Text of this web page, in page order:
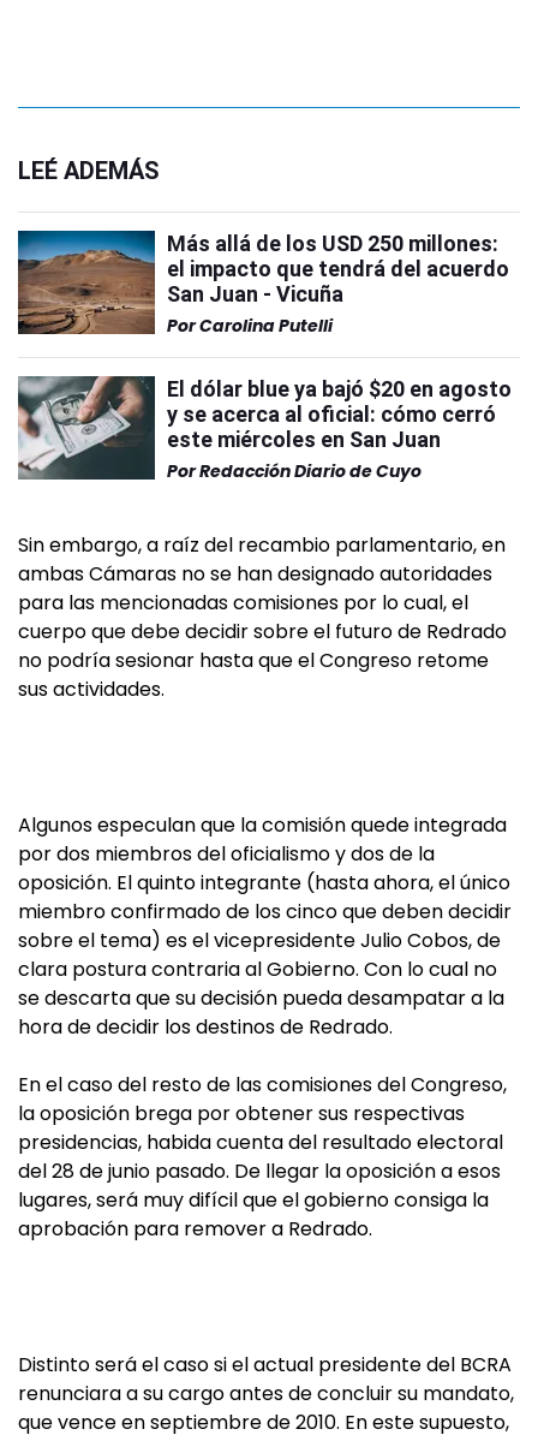
LEÉ ADEMÁS
Más allá de los USD 250 millones:
el impacto que tendrá del acuerdo
San Juan - Vicuña
PorCarolina Putelli
El dólar blue ya bajó $20 en agosto
y se acerca al oficial: cómo cerró
este miércoles en San Juan
PorRedacción Diario de Cuyo
Sin embargo, a raíz del recambio parlamentario, en
ambas Cámaras no se han designado autoridades
para las mencionadas comisiones por lo cual, el
cuerpo que debe decidir sobre el futuro de Redrado
no podría sesionar hasta que el Congreso retome
sus actividades.
Algunos especulan que la comisión quede integrada
por dos miembros del oficialismo y dos de la
oposición. El quinto integrante (hasta ahora, el único
miembro confirmado de los cinco que deben decidir
sobre el tema) es el vicepresidente Julio Cobos, de
clara postura contraria al Gobierno. Con lo cual no
se descarta que su decisión pueda desampatar a la
hora de decidir los destinos de Redrado.
En el caso del resto de las comisiones del Congreso,
la oposición brega por obtener sus respectivas
presidencias, habida cuenta del resultado electoral
del 28 de junio pasado. De llegar la oposición a esos
lugares, será muy difícil que el gobierno consiga la
aprobación para remover a Redrado.
Distinto será el caso si el actual presidente del BCRA
renunciara a su cargo antes de concluir su mandato,
que vence en septiembre de 2010. En este supuesto,